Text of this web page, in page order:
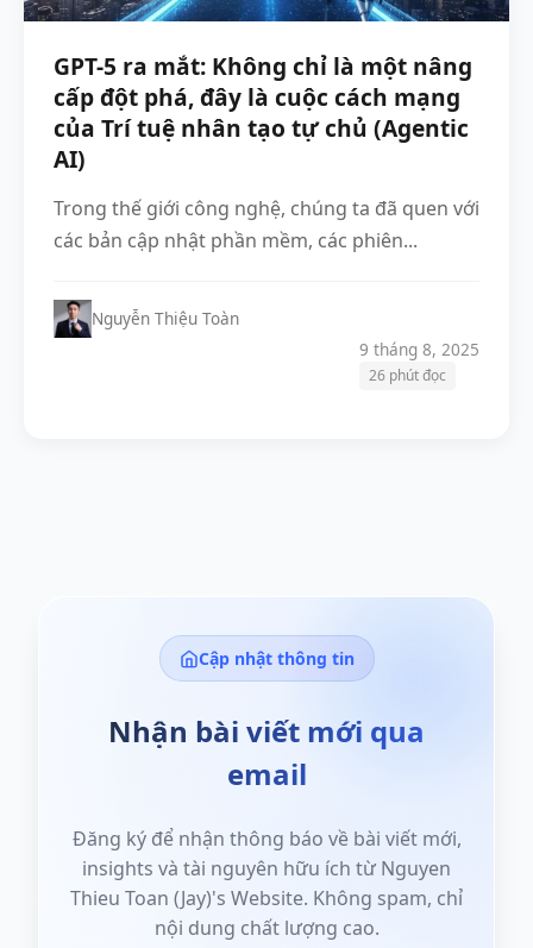
GPT-5 ra mắt: Không chỉ là một nâng
cấp đột phá, đây là cuộc cách mạng
của Trí tuệ nhân tạo tự chủ (Agentic
AI)
Trong thế giới công nghệ, chúng ta đã quen với
các bản cập nhật phần mềm, các phiên...
Nguyễn Thiệu Toàn
9 tháng 8, 2025
26 phút đọc
Cập nhật thông tin
Nhận bài viết mới qua
email
Đăng ký để nhận thông báo về bài viết mới,
insights và tài nguyên hữu ích từ Nguyen
Thieu Toan (Jay)'s Website. Không spam, chỉ
nội dung chất lượng cao.